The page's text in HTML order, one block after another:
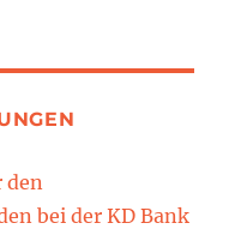
den
bei der KD Bank